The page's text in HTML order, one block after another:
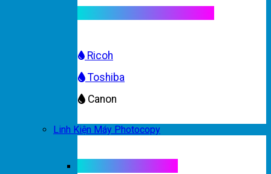
Ricoh
Toshiba
Canon
Linh Kiện Máy Photocopy